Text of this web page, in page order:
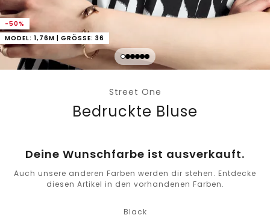
-50%
MODEL: 1,76M | GRÖSSE: 36
Street One
Bedruckte Bluse
Deine Wunschfarbe ist ausverkauft.
Auch unsere anderen Farben werden dir stehen. Entdecke
diesen Artikel in den vorhandenen Farben.
Black